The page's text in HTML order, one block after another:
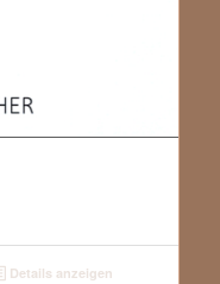
Details anzeigen